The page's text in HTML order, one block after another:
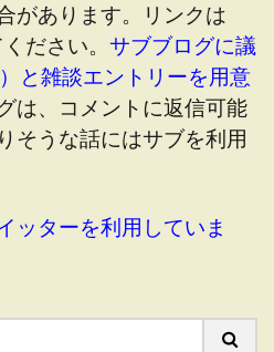
があります。リンクは
ださい。 サブブログに議
と雑談エントリーを用意
は、コメントに返信可能
そうな話にはサブを利用
ッターを利用していま